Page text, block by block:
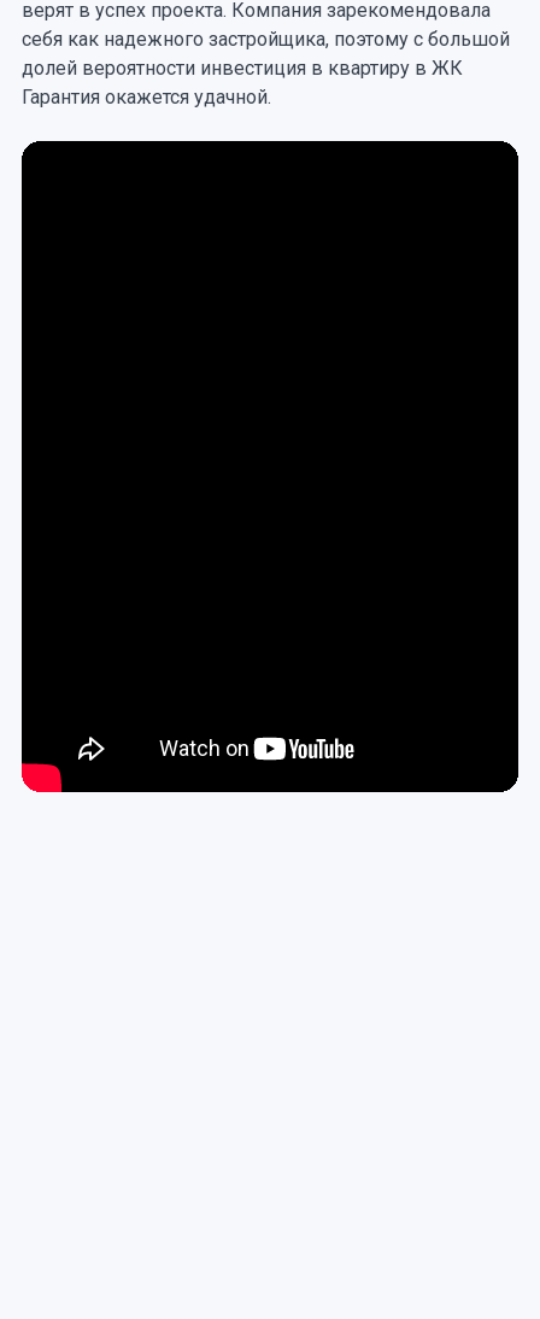
верят в успех проекта. Компания зарекомендовала
себя как надежного застройщика, поэтому с большой
долей вероятности инвестиция в квартиру в ЖК
Гарантия окажется удачной.